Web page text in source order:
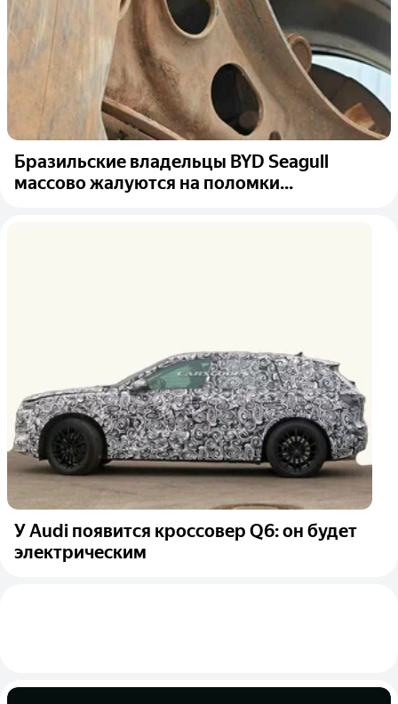
Бразильские владельцы BYD Seagull
массово жалуются на поломки...
У Audi появится кроссовер Q6: он будет
электрическим